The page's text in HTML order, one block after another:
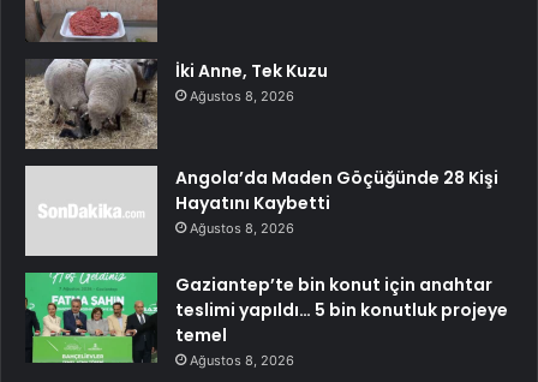
İki Anne, Tek Kuzu
Ağustos 8, 2026
Angola’da Maden Göçüğünde 28 Kişi
Hayatını Kaybetti
Ağustos 8, 2026
Gaziantep’te bin konut için anahtar
teslimi yapıldı… 5 bin konutluk projeye
temel
Ağustos 8, 2026